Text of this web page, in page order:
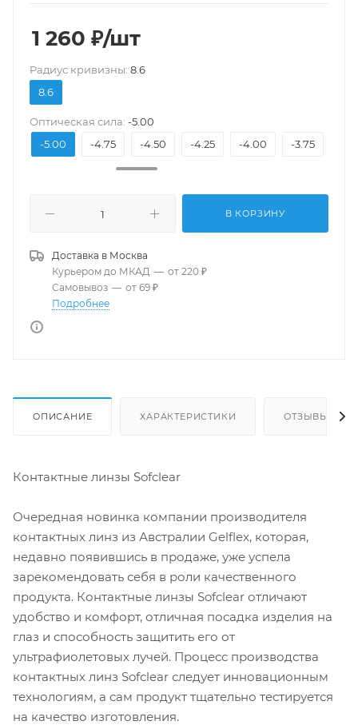
1 260 ₽/шт
Pадиус кривизны: 8.6
8.6
Оптическая сила: -5.00
-5.00 -4.75 -4.50 -4.25 -4.00 -3.75
В КОРЗИНУ
Доставка в Москва
Курьером до МКАД — от 220 ₽
Самовывоз — от 69 ₽
Подробнее
ОПИСАНИЕ ХАРАКТЕРИСТИКИ ОТЗЫВЫ
Контактные линзы Sofclear
Очередная новинка компании производителя
контактных линз из Австралии Gelflex, которая,
недавно появившись в продаже, уже успела
зарекомендовать себя в роли качественного
продукта. Контактные линзы Sofclear отличают
удобство и комфорт, отличная посадка изделия на
глаз и способность защитить его от
ультрафиолетовых лучей. Процесс производства
контактных линз Sofclear следует инновационным
технологиям, а сам продукт тщательно тестируется
на качество изготовления.